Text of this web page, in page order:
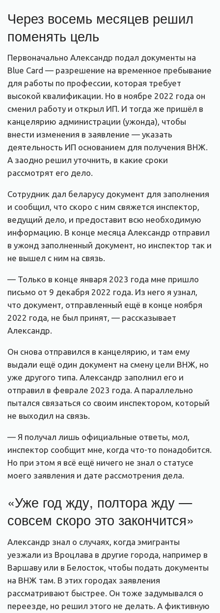
Через восемь месяцев решил
поменять цель
Первоначально Александр подал документы на
Blue Card — разрешение на временное пребывание
для работы по профессии, которая требует
высокой квалификации. Но в ноябре 2022 года он
сменил работу и открыл ИП. И тогда же пришёл в
канцелярию администрации (ужонда), чтобы
внести изменения в заявление — указать
деятельность ИП основанием для получения ВНЖ.
А заодно решил уточнить, в какие сроки
рассмотрят его дело.
Сотрудник дал беларусу документ для заполнения
и сообщил, что скоро с ним свяжется инспектор,
ведущий дело, и предоставит всю необходимую
информацию. В конце месяца Александр отправил
в ужонд заполненный документ, но инспектор так и
не вышел с ним на связь.
— Только в конце января 2023 года мне пришло
письмо от 9 декабря 2022 года. Из него я узнал,
что документ, отправленный ещё в конце ноября
2022 года, не был принят, — рассказывает
Александр.
Он снова отправился в канцелярию, и там ему
выдали ещё один документ на смену цели ВНЖ, но
уже другого типа. Александр заполнил его и
отправил в феврале 2023 года. А параллельно
пытался связаться со своим инспектором, который
не выходил на связь.
— Я получал лишь официальные ответы, мол,
инспектор сообщит мне, когда что-то понадобится.
Но при этом я всё ещё ничего не знал о статусе
моего заявления и дате рассмотрения дела.
«Уже год жду, полтора жду —
совсем скоро это закончится»
Александр знал о случаях, когда эмигранты
уезжали из Вроцлава в другие города, например в
Варшаву или в Белосток, чтобы подать документы
на ВНЖ там. В этих городах заявления
рассматривают быстрее. Он тоже задумывался о
переезде, но решил этого не делать. А фиктивную